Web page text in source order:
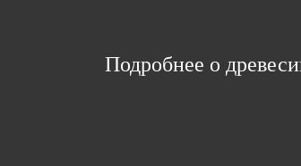
Подробнее о